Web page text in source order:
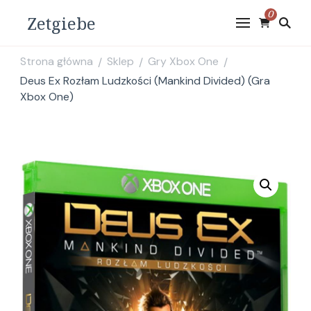
Zetgiebe 0
Strona główna / Sklep / Gry Xbox One /
Deus Ex Rozłam Ludzkości (Mankind Divided) (Gra
Xbox One)